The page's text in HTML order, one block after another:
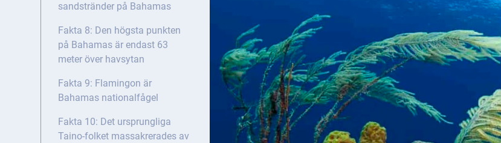
sandstränder på Bahamas
Fakta 8: Den högsta punkten
på Bahamas är endast 63
meter över havsytan
Fakta 9: Flamingon är
Bahamas nationalfågel
Fakta 10: Det ursprungliga
Taino-folket massakrerades av